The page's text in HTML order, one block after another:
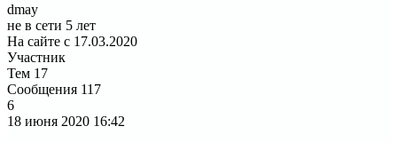
dmay
не в сети 5 лет
На сайте с 17.03.2020
Участник
Тем 17
Сообщения 117
6
18 июня 2020 16:42